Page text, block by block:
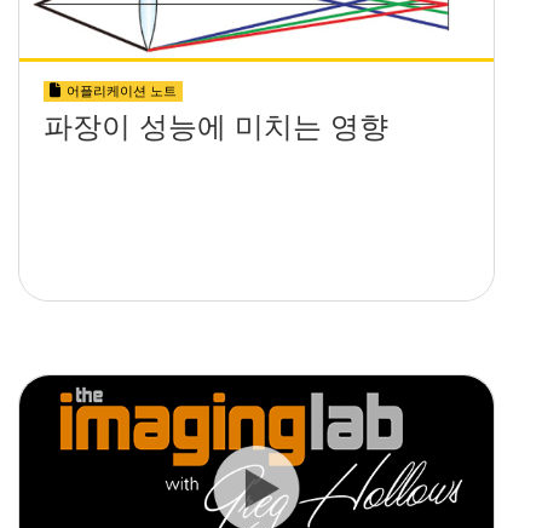
어플리케이션 노트
파장이 성능에 미치는 영향